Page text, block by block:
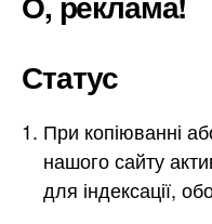
Статус
При копіюванні
нашого сайту
для індексації,